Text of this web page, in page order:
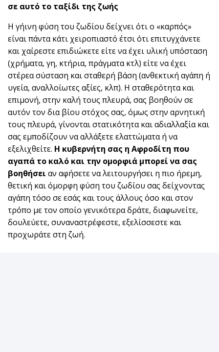
σε αυτό το ταξίδι της ζωής
Η γήινη φύση του ζωδίου δείχνει ότι ο «καρπός»
είναι πάντα κάτι χειροπιαστό έτσι ότι επιτυγχάνετε
και χαίρεστε επιδιώκετε είτε να έχει υλική υπόσταση
(χρήματα, γη, κτήρια, πράγματα κτλ) είτε να έχει
στέρεα σύσταση και σταθερή βάση (ανθεκτική αγάπη ή
υγεία, αναλλοίωτες αξίες, κλπ). Η σταθερότητα και
επιμονή, στην καλή τους πλευρά, σας βοηθούν σε
αυτόν τον δια βίου στόχος σας, όμως στην αρνητική
τους πλευρά, γίνονται στατικότητα και αδιαλλαξία και
σας εμποδίζουν να αλλάξετε ελαττώματα ή να
εξελιχθείτε. Η κυβερνήτη σας η Αφροδίτη που
αγαπά το καλό και την ομορφιά μπορεί να σας
βοηθήσει αν αφήσετε να λειτουργήσει η πιο ήρεμη,
θετική και όμορφη φύση του ζωδίου σας δείχνοντας
αγάπη τόσο σε εσάς και τους άλλους όσο και στον
τρόπο με τον οποίο γενικότερα δράτε, διαφωνείτε,
δουλεύετε, συναναστρέφεστε, εξελίσσεστε και
προχωράτε στη ζωή.